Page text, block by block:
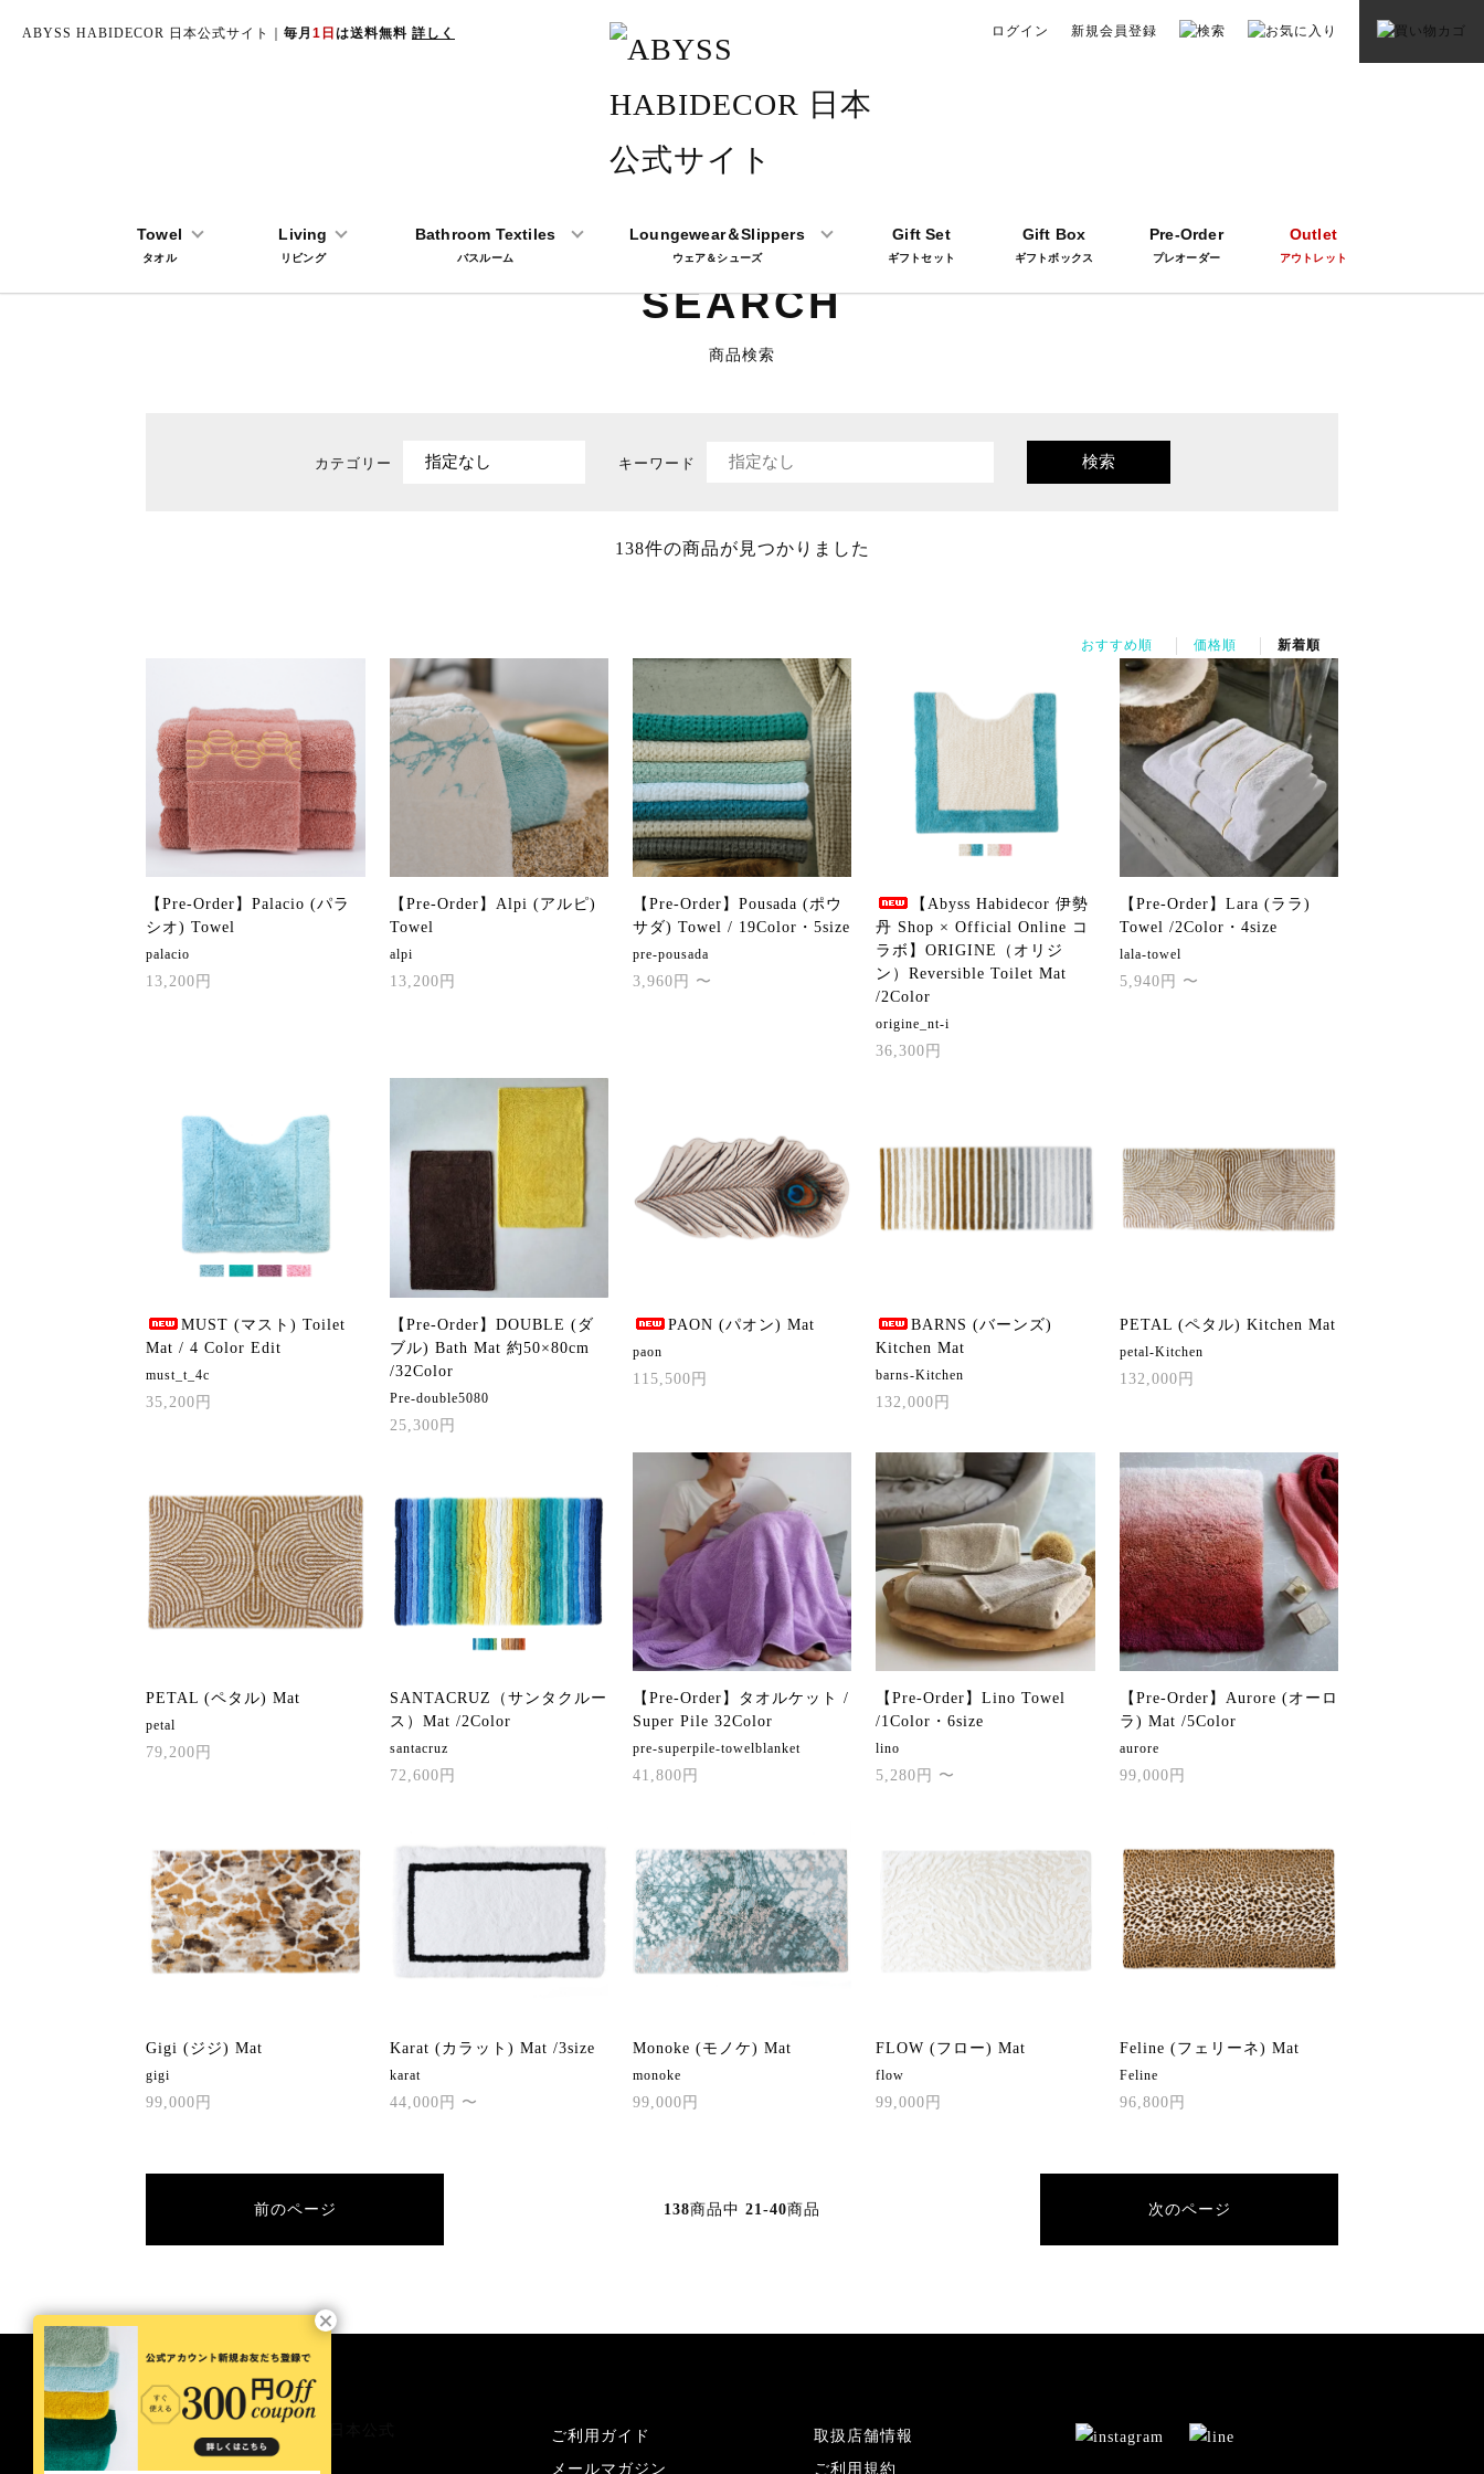
ABYSS HABIDECOR 日本公式サイト｜ 毎月 1日 は送料無料 詳しく ログイン 新規会員登録
Towel
タオル
Living
リビング
Bathroom Textiles
バスルーム
Loungewear＆Slippers
ウェア＆シューズ
Gift Set
ギフトセット
Gift Box
ギフトボックス
Pre-Order
プレオーダー
Outlet
アウトレット
SEARCH
商品検索
カテゴリー キーワード
138件の商品が見つかりました
おすすめ順 価格順 新着順
【Pre-Order】Palacio (パラ
シオ) Towel
palacio
13,200円
【Pre-Order】Alpi (アルピ)
Towel
alpi
13,200円
【Pre-Order】Pousada (ポウ
サダ) Towel / 19Color・5size
pre-pousada
3,960円 〜
【Abyss Habidecor 伊勢
丹 Shop × Official Online コ
ラボ】ORIGINE（オリジ
ン）Reversible Toilet Mat
/2Color
origine_nt-i
36,300円
【Pre-Order】Lara (ララ)
Towel /2Color・4size
lala-towel
5,940円 〜
MUST (マスト) Toilet
Mat / 4 Color Edit
must_t_4c
35,200円
【Pre-Order】DOUBLE (ダ
ブル) Bath Mat 約50×80cm
/32Color
Pre-double5080
25,300円
PAON (パオン) Mat
paon
115,500円
BARNS (バーンズ)
Kitchen Mat
barns-Kitchen
132,000円
PETAL (ペタル) Kitchen Mat
petal-Kitchen
132,000円
PETAL (ペタル) Mat
petal
79,200円
SANTACRUZ（サンタクルー
ス）Mat /2Color
santacruz
72,600円
【Pre-Order】タオルケット /
Super Pile 32Color
pre-superpile-towelblanket
41,800円
【Pre-Order】Lino Towel
/1Color・6size
lino
5,280円 〜
【Pre-Order】Aurore (オーロ
ラ) Mat /5Color
aurore
99,000円
Gigi (ジジ) Mat
gigi
99,000円
Karat (カラット) Mat /3size
karat
44,000円 〜
Monoke (モノケ) Mat
monoke
99,000円
FLOW (フロー) Mat
flow
99,000円
Feline (フェリーネ) Mat
Feline
96,800円
前のページ 138商品中 21-40商品 次のページ
ご利用ガイド
メールマガジン
取扱店舗情報
ご利用規約